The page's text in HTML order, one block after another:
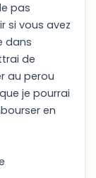
pas
si vous avez
dans
de
au perou
je pourrai
en